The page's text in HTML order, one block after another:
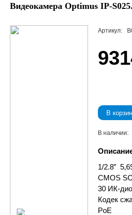
Видеокамера Optimus IP-
Артикул:
В
В наличии:
1/2.8”
CMOS
30 ИК-
Кодек
PoE